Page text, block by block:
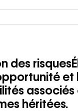
des
et
associés
héritées.